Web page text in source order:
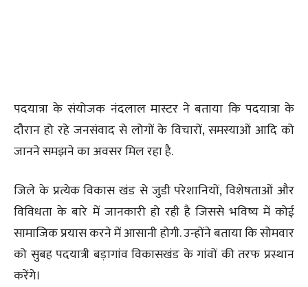
पदयात्रा के संयोजक नंदलाल मास्टर ने बताया कि पदयात्रा के
दौरान हो रहे जनसंवाद से लोगों के विचारों, समस्याओं आदि को
जानने समझने का अवसर मिल रहा है.
जिले के प्रत्येक विकास खंड से जुडी परेशानियों, विशेषताओं और
विविधता के बारे में जानकारी हो रही है जिससे भविष्य में कोई
सामाजिक प्रयास करने में आसानी होगी. उन्होंने बताया कि सोमवार
को सुबह पदयात्री बड़ागांव विकासखंड के गांवों की तरफ प्रस्थान
करेंगे।